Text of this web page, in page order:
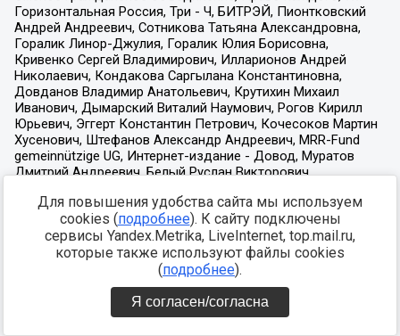
Для повышения удобства сайта мы используем
cookies (подробнее). К сайту подключены
сервисы Yandex.Metrika, LiveInternet, top.mail.ru,
которые также используют файлы cookies
(подробнее).
Я согласен/согласна